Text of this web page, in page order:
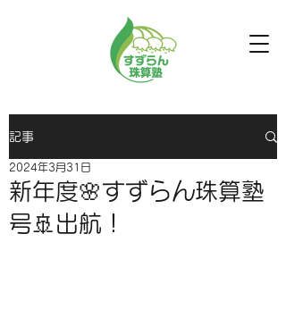
記事
新年度🌸すずらん珠算塾
号🚢出航！
2024年3月31日